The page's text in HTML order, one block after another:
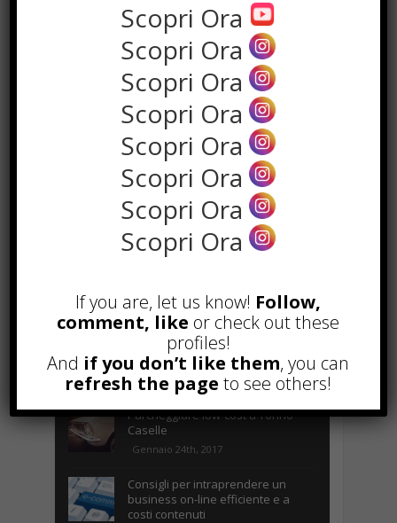
POPOLARI
successo
Novembre 22nd, 2016
Comprare visite YouTube: i 5
vantaggi TOP!
Novembre 2nd, 2017
Parcheggiare low-cost a Torino
Caselle
Gennaio 24th, 2017
Consigli per intraprendere un
business on-line efficiente e a
costi contenuti
Scopri Ora
Scopri Ora
Scopri Ora
Scopri Ora
Scopri Ora
Scopri Ora
Scopri Ora
Scopri Ora
If you are, let us know! Follow,
comment, like or check out these
profiles!
And if you don’t like them, you can
refresh the page to see others!